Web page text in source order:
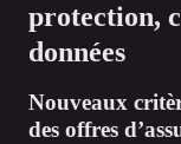
protection,
données
Nouveaux
des offres